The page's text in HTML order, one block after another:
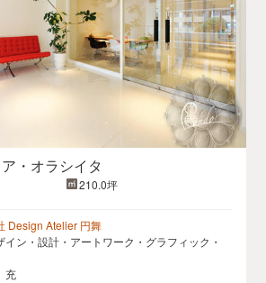
・オラシイタ
210.0坪
Design Atelier 円舞
イン・設計・アートワーク・グラフィック・
充